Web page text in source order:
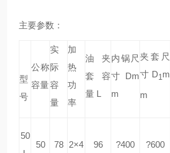
主要参数：
型
号
公称
容量
实
际
容
量
加
热
功
率
油夹
套容
量 L
内锅尺
寸 Dm
m
夹套尺
寸 D1m
m
50
50 78 2×4 96 ?400 ?600